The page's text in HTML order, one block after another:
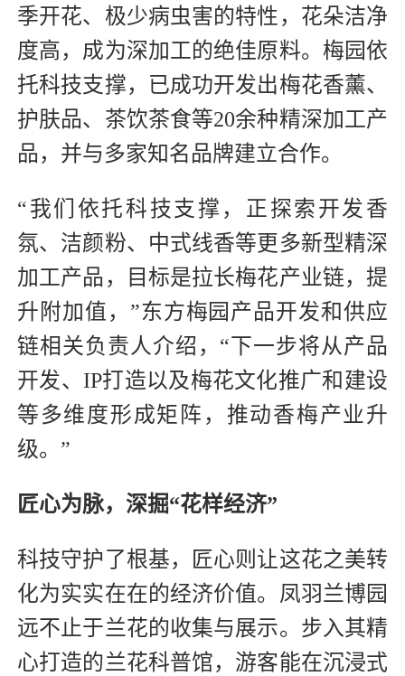
季开花、极少病虫害的特性，花朵洁净
度高，成为深加工的绝佳原料。梅园依
托科技支撑，已成功开发出梅花香薰、
护肤品、茶饮茶食等20余种精深加工产
品，并与多家知名品牌建立合作。
“我们依托科技支撑，正探索开发香
氛、洁颜粉、中式线香等更多新型精深
加工产品，目标是拉长梅花产业链，提
升附加值，”东方梅园产品开发和供应
链相关负责人介绍，“下一步将从产品
开发、IP打造以及梅花文化推广和建设
等多维度形成矩阵，推动香梅产业升
级。”
匠心为脉，深掘“花样经济”
科技守护了根基，匠心则让这花之美转
化为实实在在的经济价值。凤羽兰博园
远不止于兰花的收集与展示。步入其精
心打造的兰花科普馆，游客能在沉浸式